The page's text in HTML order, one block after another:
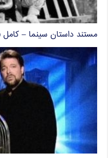
مستند داستان سینما – کامل